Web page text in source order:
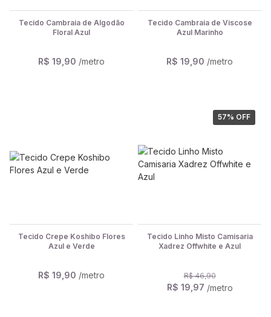
Tecido Cambraia de Algodão
Floral Azul
R$ 19,90 /metro
Tecido Cambraia de Viscose
Azul Marinho
R$ 19,90 /metro
Tecido Crepe Koshibo Flores
Azul e Verde
R$ 19,90 /metro
57% OFF
Tecido Linho Misto Camisaria
Xadrez Offwhite e Azul
R$ 46,90
R$ 19,97 /metro